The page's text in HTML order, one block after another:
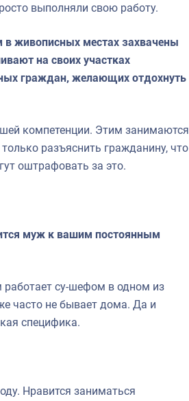
выполняли свою работу.
живописных местах захвачены
на своих участках
граждан, желающих отдохнуть
компетенции. Этим занимаются
разъяснить гражданину, что
оштрафовать за это.
муж к вашим постоянным
работает су-шефом в одном из
часто не бывает дома. Да и
специфика.
Нравится заниматься